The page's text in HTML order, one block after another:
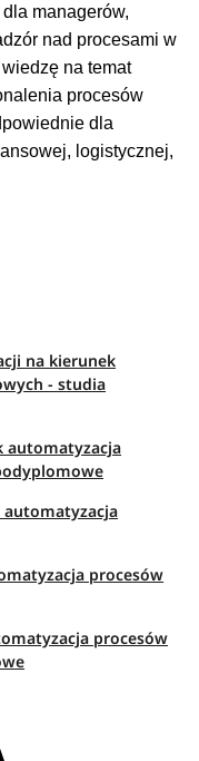
managerów,
nad procesami w
na temat
procesów
dla
logistycznej,
na kierunek
- studia
automatyzacja
procesów
procesów